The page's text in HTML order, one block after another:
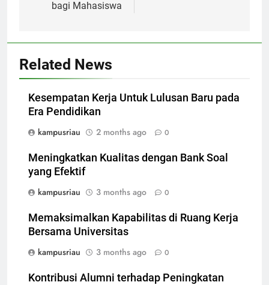
bagi Mahasiswa
Related News
Kesempatan Kerja Untuk Lulusan Baru pada
Era Pendidikan
kampusriau
2 months ago 0
Meningkatkan Kualitas dengan Bank Soal
yang Efektif
kampusriau
3 months ago 0
Memaksimalkan Kapabilitas di Ruang Kerja
Bersama Universitas
kampusriau
3 months ago 0
Kontribusi Alumni terhadap Peningkatan